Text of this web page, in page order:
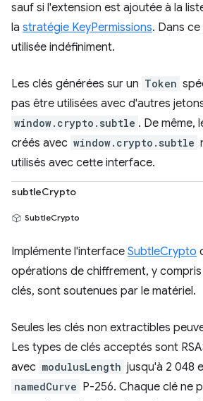
sauf si l'extension est ajoutée à la
la stratégie KeyPermissions. Dans
utilisée indéfiniment.
Les clés générées sur un Token
pas être utilisées avec d'autres
window.crypto.subtle . De même,
créés avec window.crypto.subtle
utilisés avec cette interface.
subtleCrypto
SubtleCrypto
Implémente l'interface SubtleCrypto
opérations de chiffrement, y
clés, sont soutenues par le matériel.
Seules les clés non extractibles
Les types de clés acceptés sont
avec modulusLength jusqu'à 2 048
namedCurve P-256. Chaque clé ne